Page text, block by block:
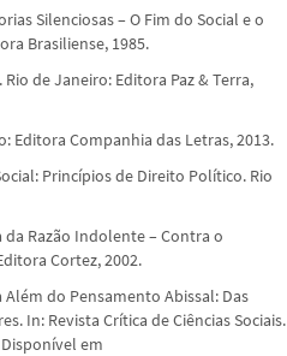
Silenciosas – O Fim do Social e o
Brasiliense, 1985.
Rio de Janeiro: Editora Paz & Terra,
Editora Companhia das Letras, 2013.
Princípios de Direito Político. Rio
da Razão Indolente – Contra o
Cortez, 2002.
Além do Pensamento Abissal: Das
In: Revista Crítica de Ciências Sociais.
em